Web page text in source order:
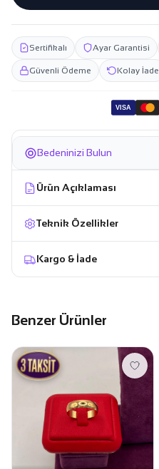
Sertifikalı Ayar Garantisi
Güvenli Ödeme Kolay İade
VISA
Bedeninizi Bulun
Ürün Açıklaması
Teknik Özellikler
Kargo & İade
Benzer Ürünler